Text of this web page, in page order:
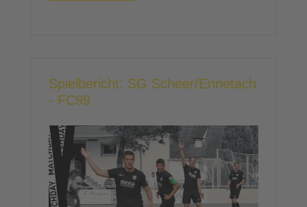
Spielbericht: SG Scheer/Ennetach
- FC99